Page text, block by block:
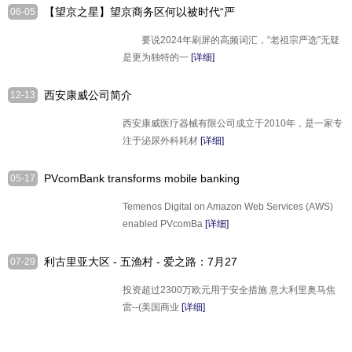
06-05
【望京之星】望京商务区何以被时代“严
要说2024年刷屏的高频词汇，“老祖宗严选”无疑
是更为独特的一 [详细]
12-13 西安康威公司简介
西安康威医疗器械有限公司成立于2010年，是一家专
注于泌尿外科耗材 [详细]
05-17
PVcomBank transforms mobile banking
with Temenos Digital on AWSTemenos Digital on Amazon Web Services (AWS)
enabled PVcomBa [详细]
07-29
利古里亚大区 - 五渔村 - 爱之路：7月27
最美丽的步道之一将在关闭12年后重新
投资超过2300万欧元用于安全措施 意大利里奥马焦
雷--(美国商业 [详细]